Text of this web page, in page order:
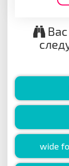
Вас
wide